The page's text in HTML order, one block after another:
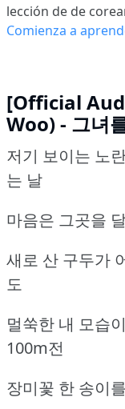
lección de de
Comienza a
[Official
Woo) - 그녀
저기 보이는 노
는 날
마음은 그곳을
새로 산 구두가
도
멀쑥한 내 모습
100m전
장미꽃 한 송이